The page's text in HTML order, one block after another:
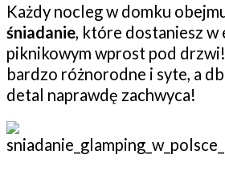
Każdy nocleg w domku
śniadanie, które dostaniesz w
piknikowym wprost pod drzwi!
bardzo różnorodne i syte, a
detal naprawdę zachwyca!